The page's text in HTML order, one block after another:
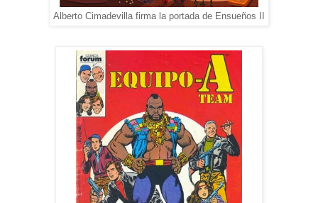
Alberto Cimadevilla firma la portada de Ensueños II